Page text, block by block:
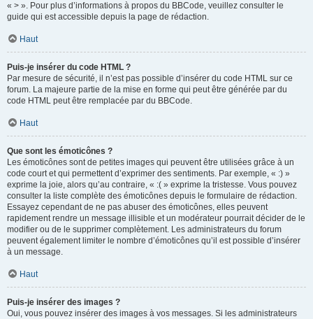
« > ». Pour plus d’informations à propos du BBCode, veuillez consulter le
guide qui est accessible depuis la page de rédaction.
Haut
Puis-je insérer du code HTML ?
Par mesure de sécurité, il n’est pas possible d’insérer du code HTML sur ce
forum. La majeure partie de la mise en forme qui peut être générée par du
code HTML peut être remplacée par du BBCode.
Haut
Que sont les émoticônes ?
Les émoticônes sont de petites images qui peuvent être utilisées grâce à un
code court et qui permettent d’exprimer des sentiments. Par exemple, « :) »
exprime la joie, alors qu’au contraire, « :( » exprime la tristesse. Vous pouvez
consulter la liste complète des émoticônes depuis le formulaire de rédaction.
Essayez cependant de ne pas abuser des émoticônes, elles peuvent
rapidement rendre un message illisible et un modérateur pourrait décider de le
modifier ou de le supprimer complètement. Les administrateurs du forum
peuvent également limiter le nombre d’émoticônes qu’il est possible d’insérer
à un message.
Haut
Puis-je insérer des images ?
Oui, vous pouvez insérer des images à vos messages. Si les administrateurs